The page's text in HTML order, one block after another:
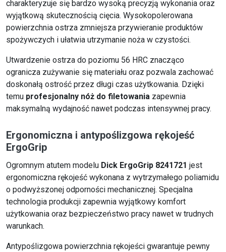
charakteryzuje się bardzo wysoką precyzją wykonania oraz
wyjątkową skutecznością cięcia. Wysokopolerowana
powierzchnia ostrza zmniejsza przywieranie produktów
spożywczych i ułatwia utrzymanie noża w czystości.
Utwardzenie ostrza do poziomu 56 HRC znacząco
ogranicza zużywanie się materiału oraz pozwala zachować
doskonałą ostrość przez długi czas użytkowania. Dzięki
temu profesjonalny nóż do filetowania zapewnia
maksymalną wydajność nawet podczas intensywnej pracy.
Ergonomiczna i antypoślizgowa rękojeść
ErgoGrip
Ogromnym atutem modelu Dick ErgoGrip 8241721 jest
ergonomiczna rękojeść wykonana z wytrzymałego poliamidu
o podwyższonej odporności mechanicznej. Specjalna
technologia produkcji zapewnia wyjątkowy komfort
użytkowania oraz bezpieczeństwo pracy nawet w trudnych
warunkach.
Antypoślizgowa powierzchnia rękojeści gwarantuje pewny